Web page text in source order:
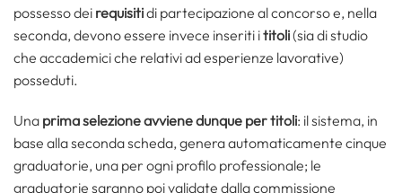
possesso dei requisitidi partecipazione al concorso e, nella
seconda, devono essere invece inseriti ititoli(sia di studio
che accademici che relativi ad esperienze lavorative)
posseduti.
Una prima selezione avviene dunque per titoli: il sistema, in
base alla seconda scheda, genera automaticamente cinque
graduatorie, una per ogni profilo professionale; le
graduatorie saranno poi validate dalla commissione